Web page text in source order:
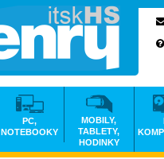
PC,
NOTEBOOKY
MOBILY,
TABLETY,
HODINKY